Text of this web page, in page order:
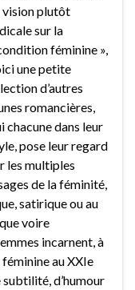
vision plutôt
sur la
féminine »,
une petite
d’autres
romancières,
chacune dans leur
pose leur regard
les multiples
de la féminité,
satirique ou au
voire
incarnent, à
féminine au XXIe
d’humour